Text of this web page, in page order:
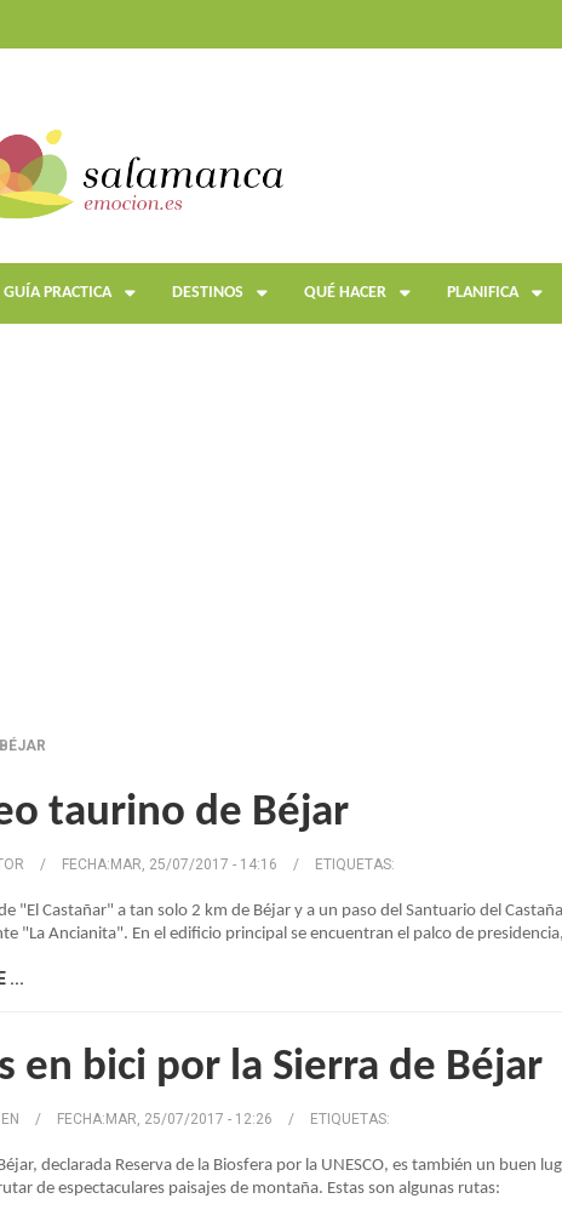
GUÍA PRACTICA DESTINOS QUÉ HACER PLANIFICA
BÉJAR
taurino de Béjar
/ FECHA: MAR, 25/07/2017 - 14:16 / ETIQUETAS:
"El Castañar" a tan solo 2 km de Béjar y a un paso del Santuario del
"La Ancianita". En el edificio principal se encuentran el palco de
...
en bici por la Sierra de Béjar
/ FECHA: MAR, 25/07/2017 - 12:26 / ETIQUETAS:
declarada Reserva de la Biosfera por la UNESCO, es también un
de espectaculares paisajes de montaña. Estas son algunas rutas: